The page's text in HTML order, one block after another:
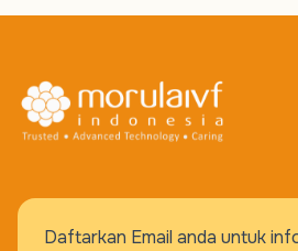
Daftarkan Email anda untuk